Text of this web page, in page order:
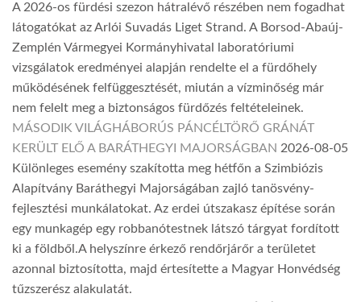
A 2026-os fürdési szezon hátralévő részében nem fogadhat
látogatókat az Arlói Suvadás Liget Strand. A Borsod-Abaúj-
Zemplén Vármegyei Kormányhivatal laboratóriumi
vizsgálatok eredményei alapján rendelte el a fürdőhely
működésének felfüggesztését, miután a vízminőség már
nem felelt meg a biztonságos fürdőzés feltételeinek.
MÁSODIK VILÁGHÁBORÚS PÁNCÉLTÖRŐ GRÁNÁT
KERÜLT ELŐ A BARÁTHEGYI MAJORSÁGBAN 2026-08-05
Különleges esemény szakította meg hétfőn a Szimbiózis
Alapítvány Baráthegyi Majorságában zajló tanösvény-
fejlesztési munkálatokat. Az erdei útszakasz építése során
egy munkagép egy robbanótestnek látszó tárgyat fordított
ki a földből.A helyszínre érkező rendőrjárőr a területet
azonnal biztosította, majd értesítette a Magyar Honvédség
tűzszerész alakulatát.